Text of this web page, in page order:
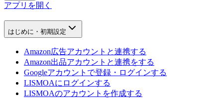
アプリを開く
はじめに・初期設定
Amazon広告アカウントと連携する
Amazon出品アカウントと連携をする
Googleアカウントで登録・ログインする
LISMOAにログインする
LISMOAのアカウントを作成する